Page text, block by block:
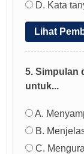
D. Kata
Lihat
5. Simpulan
untuk...
A.
B.
C.